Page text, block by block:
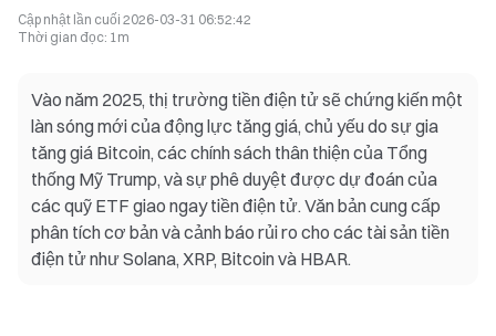
Cập nhật lần cuối 2026-03-31 06:52:42
Thời gian đọc: 1m
Vào năm 2025, thị trường tiền điện tử sẽ chứng kiến một
làn sóng mới của động lực tăng giá, chủ yếu do sự gia
tăng giá Bitcoin, các chính sách thân thiện của Tổng
thống Mỹ Trump, và sự phê duyệt được dự đoán của
các quỹ ETF giao ngay tiền điện tử. Văn bản cung cấp
phân tích cơ bản và cảnh báo rủi ro cho các tài sản tiền
điện tử như Solana, XRP, Bitcoin và HBAR.